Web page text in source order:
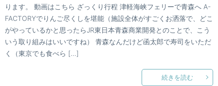
ります。 動画はこちら ざっくり行程 津軽海峡フェリーで青森へ A-
FACTORYでりんご尽くしを堪能（施設全体がすごくお洒落で、どこ
がやっているかと思ったらJR東日本青森商業開発とのことで、こう
いう取り組みはいいですね） 青森なんだけど函太郎で寿司をいただ
く（東京でも食べら […]
続きを読む